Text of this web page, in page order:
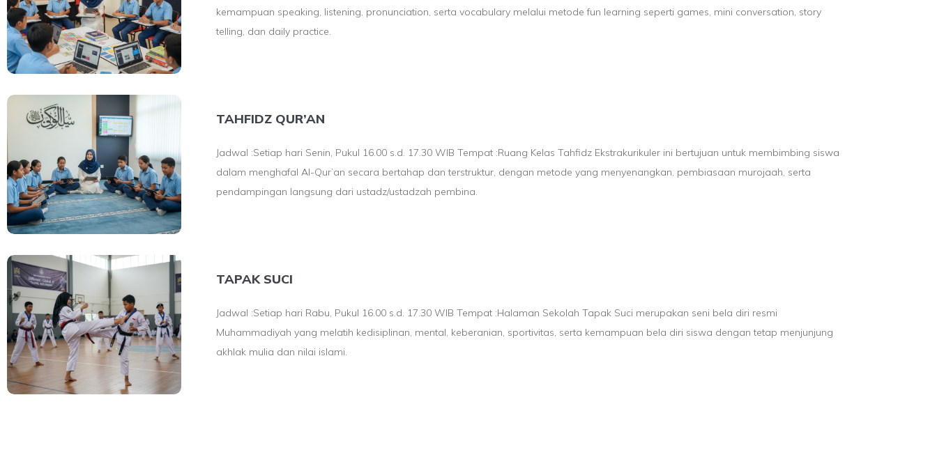
kemampuan speaking, listening, pronunciation, serta vocabulary melalui metode fun learning seperti games, mini conversation, story
telling, dan daily practice.
TAHFIDZ QUR’AN
Jadwal :Setiap hari Senin, Pukul 16.00 s.d. 17.30 WIB Tempat :Ruang Kelas Tahfidz Ekstrakurikuler ini bertujuan untuk membimbing siswa
dalam menghafal Al-Qur’an secara bertahap dan terstruktur, dengan metode yang menyenangkan, pembiasaan murojaah, serta
pendampingan langsung dari ustadz/ustadzah pembina.
TAPAK SUCI
Jadwal :Setiap hari Rabu, Pukul 16.00 s.d. 17.30 WIB Tempat :Halaman Sekolah Tapak Suci merupakan seni bela diri resmi
Muhammadiyah yang melatih kedisiplinan, mental, keberanian, sportivitas, serta kemampuan bela diri siswa dengan tetap menjunjung
akhlak mulia dan nilai islami.